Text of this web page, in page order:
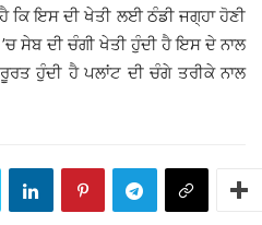
ਕਿ ਇਸ ਦੀ ਖੇਤੀ ਲਈ ਠੰਡੀ ਜਗ੍ਹਾ ਹੋਣੀ
ਸੇਬ ਦੀ ਚੰਗੀ ਖੇਤੀ ਹੁੰਦੀ ਹੈ ਇਸ ਦੇ ਨਾਲ
ਹੁੰਦੀ ਹੈ ਪਲਾਂਟ ਦੀ ਚੰਗੇ ਤਰੀਕੇ ਨਾਲ